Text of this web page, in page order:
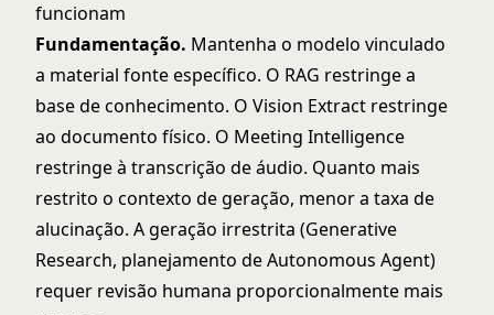
funcionam
Fundamentação. Mantenha o modelo vinculado
a material fonte específico. O RAG restringe a
base de conhecimento. O Vision Extract restringe
ao documento físico. O Meeting Intelligence
restringe à transcrição de áudio. Quanto mais
restrito o contexto de geração, menor a taxa de
alucinação. A geração irrestrita (Generative
Research, planejamento de Autonomous Agent)
requer revisão humana proporcionalmente mais